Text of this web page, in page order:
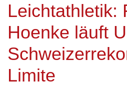
Leichtathletik:
Hoenke läuft
Limite